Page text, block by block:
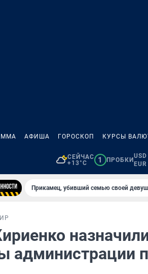
АФИША ГОРОСКОП КУРСЫ
СЕЙЧАС
+13°C
1 ПРОБКИ
Прикамец, убивший семью своей
администрации